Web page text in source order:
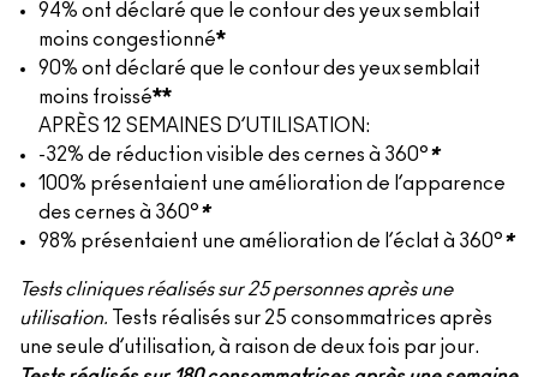
94% ont déclaré que le contour des yeux semblait
moins congestionné*
90% ont déclaré que le contour des yeux semblait
moins froissé**
APRÈS 12 SEMAINES D’UTILISATION:
-32% de réduction visible des cernes à 360°*
100% présentaient une amélioration de l’apparence
des cernes à 360°*
98% présentaient une amélioration de l’éclat à 360°*
Tests cliniques réalisés sur 25 personnes après une
utilisation.
Tests réalisés sur 25 consommatrices après
une seule d’utilisation, à raison de deux fois par jour.